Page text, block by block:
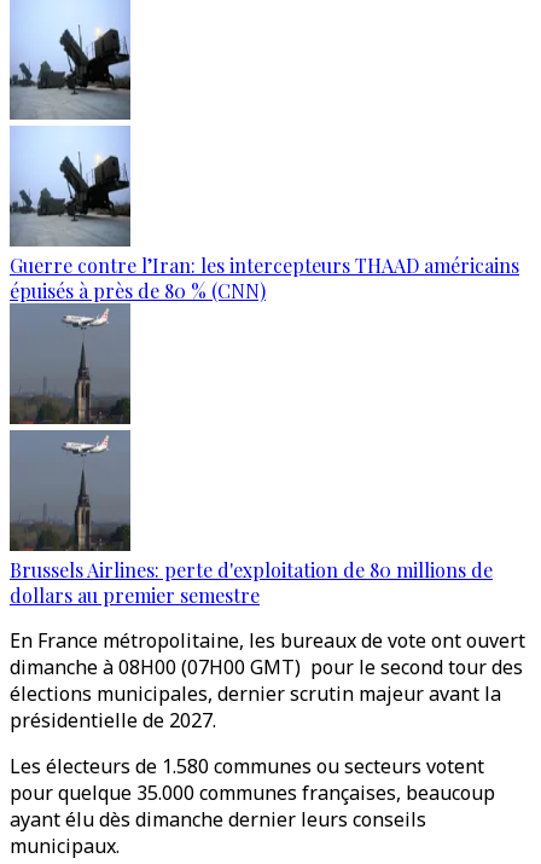
Guerre contre l’Iran: les intercepteurs THAAD américains
épuisés à près de 80 % (CNN)
Brussels Airlines: perte d'exploitation de 80 millions de
dollars au premier semestre
En France métropolitaine, les bureaux de vote ont ouvert
dimanche à 08H00 (07H00 GMT) pour le second tour des
élections municipales, dernier scrutin majeur avant la
présidentielle de 2027.
Les électeurs de 1.580 communes ou secteurs votent
pour quelque 35.000 communes françaises, beaucoup
ayant élu dès dimanche dernier leurs conseils
municipaux.